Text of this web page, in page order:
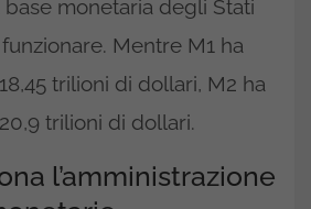
monetaria degli Stati
Mentre M1 ha
trilioni di dollari, M2 ha
trilioni di dollari.
l’amministrazione